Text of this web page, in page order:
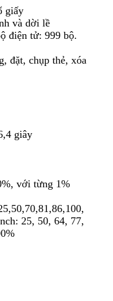
giấy
và dời lề
điện tử: 999 bộ.
đặt, chụp thẻ, xóa
giây
với từng 1%
25, 50, 64, 77,